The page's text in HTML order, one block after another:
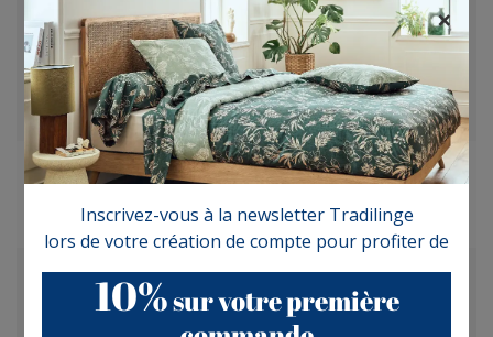
VOIR L'ATTESTATION 10/10
Basé sur 2 avis
Olga O.
Excellente qualité
Viviane D.
Publié le 27/12/2024 à 20:18(Date de commande : 14/12/2024)
Bleu paon lumineux. Beau tissage ,bel article !
×
Inscrivez-vous à la newsletter Tradilinge
lors de votre création de compte pour profiter de
10%sur votre première